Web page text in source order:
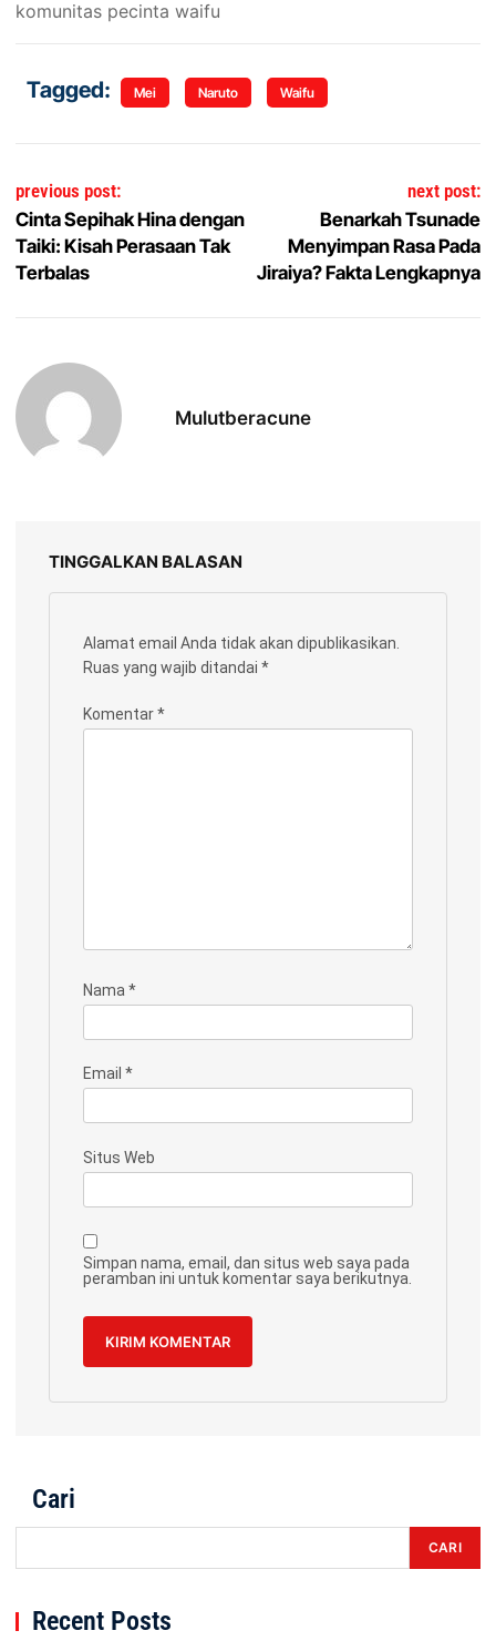
komunitas pecinta waifu
Tagged: Mei Naruto Waifu
Navigasi pos
previous post:
Cinta Sepihak Hina dengan
Taiki: Kisah Perasaan Tak
Terbalas
next post:
Benarkah Tsunade
Menyimpan Rasa Pada
Jiraiya? Fakta Lengkapnya
Mulutberacune
TINGGALKAN BALASAN
Alamat email Anda tidak akan dipublikasikan.
Ruas yang wajib ditandai *
Komentar*
Nama *
Email *
Situs Web
Simpan nama, email, dan situs web saya pada
peramban ini untuk komentar saya berikutnya.
Cari
CARI
Recent Posts